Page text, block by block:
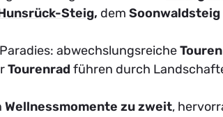
Steig, dem Soonwaldsteig
abwechslungsreiche
Tourenrad führen durch
Wellnessmomente zu zweit,